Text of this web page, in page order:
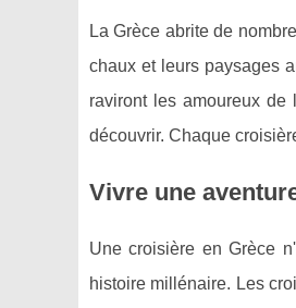
La Grèce abrite de
chaux et leurs paysages
raviront les amoureux de
découvrir. Chaque
Vivre une
Une croisière en Grèce
histoire millénaire. Les